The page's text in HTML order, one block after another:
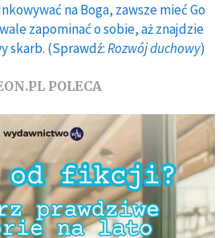
na Boga, zawsze mieć Go
zapominać o sobie, aż znajdzie
skarb. (Sprawdź:Rozwój duchowy)
POLECA